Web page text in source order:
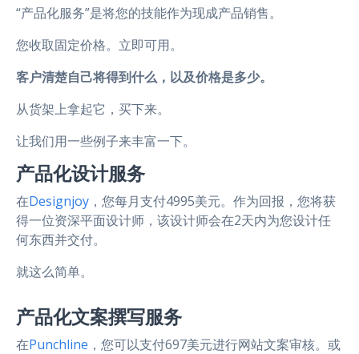
“产品化服务”是将您的技能作为现成产品销售。
您收取固定价格。立即可用。
客户清楚自己将得到什么，以及价格是多少。
从货架上拿起它，买下来。
让我们用一些例子来丰富一下。
产品化设计服务
在Designjoy ，您每月支付4995美元。作为回报，您将获
得一位资深平面设计师，该设计师会在2天内为您设计任
何东西并交付。
就这么简单。
产品化文案撰写服务
在Punchline ，您可以支付697美元进行网站文案审核。或